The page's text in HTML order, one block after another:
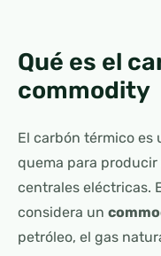
Qué es el
commodity
El carbón térmico es
quema para
centrales eléctricas.
considera un
petróleo, el gas